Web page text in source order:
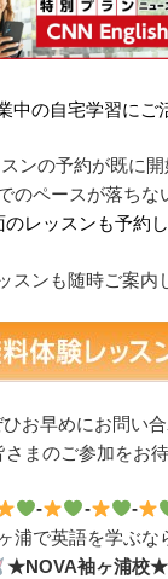
中の自宅学習にご
ンの予約が既に開
のペースが落ちな
レッスンも予約
スンも随時ご案内
お早めにお問い
まのご参加をお
- - -
浦で英語を学ぶな
★NOVA袖ヶ浦校★